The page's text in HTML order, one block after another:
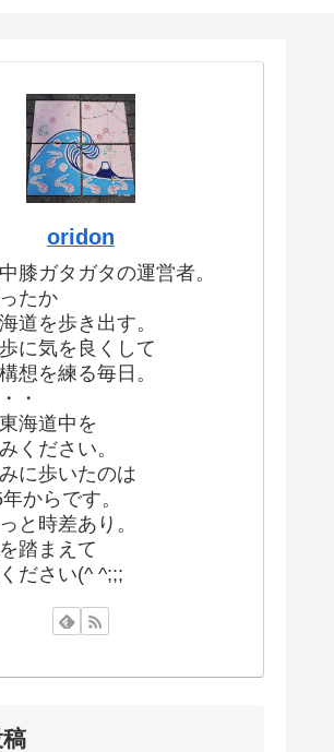
oridon
膝ガタガタの運営者。
たか
道を歩き出す。
に気を良くして
想を練る毎日。
・
海道中を
ください。
みに歩いたのは
からです。
と時差あり。
踏まえて
ださい(^ ^;;;